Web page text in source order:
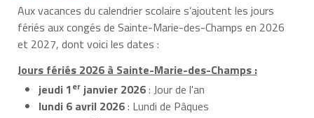
Aux vacances du calendrier scolaire s’ajoutent les jours
fériés aux congés de Sainte-Marie-des-Champs en 2026
et 2027, dont voici les dates :
Jours fériés 2026 à Sainte-Marie-des-Champs :
jeudi 1er janvier 2026: Jour de l'an
lundi 6 avril 2026: Lundi de Pâques